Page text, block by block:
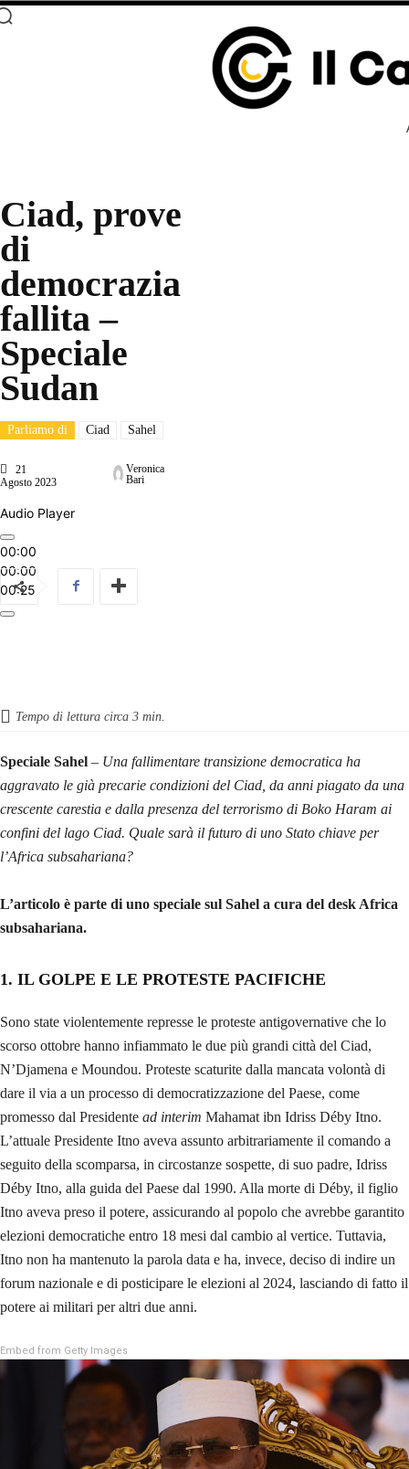
Ciad, prove
di
democrazia
fallita –
Speciale
Sudan
Parliamo di Ciad Sahel
21
Agosto 2023
Veronica
Bari
Audio Player
00:00
00:00
00:25
Tempo di lettura circa 3 min.
Speciale Sahel – Una fallimentare transizione democratica ha
aggravato le già precarie condizioni del Ciad, da anni piagato da una
crescente carestia e dalla presenza del terrorismo di Boko Haram ai
confini del lago Ciad. Quale sarà il futuro di uno Stato chiave per
l’Africa subsahariana?
L’articolo è parte di uno speciale sul Sahel a cura del desk Africa
subsahariana.
1. IL GOLPE E LE PROTESTE PACIFICHE
Sono state violentemente represse le proteste antigovernative che lo
scorso ottobre hanno infiammato le due più grandi città del Ciad,
N’Djamena e Moundou. Proteste scaturite dalla mancata volontà di
dare il via a un processo di democratizzazione del Paese, come
promesso dal Presidente ad interim Mahamat ibn Idriss Déby Itno.
L’attuale Presidente Itno aveva assunto arbitrariamente il comando a
seguito della scomparsa, in circostanze sospette, di suo padre, Idriss
Déby Itno, alla guida del Paese dal 1990. Alla morte di Déby, il figlio
Itno aveva preso il potere, assicurando al popolo che avrebbe garantito
elezioni democratiche entro 18 mesi dal cambio al vertice. Tuttavia,
Itno non ha mantenuto la parola data e ha, invece, deciso di indire un
forum nazionale e di posticipare le elezioni al 2024, lasciando di fatto il
potere ai militari per altri due anni.
Embed from Getty Images